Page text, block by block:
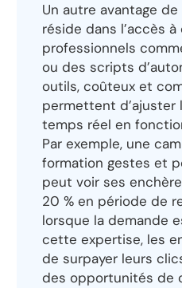
Un autre avantage de
réside dans l’accès
professionnels
ou des scripts
outils, coûteux et
permettent d’ajuster
temps réel en
Par exemple, une
formation gestes et
peut voir ses
20 % en période de
lorsque la demande
cette expertise, les
de surpayer leurs
des opportunités de